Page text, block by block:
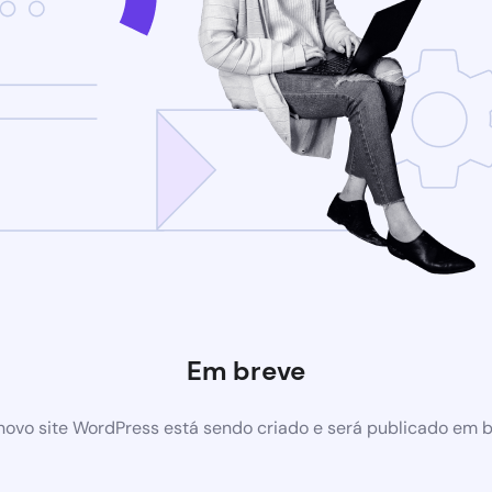
Em breve
site WordPress está sendo criado e será publicado em